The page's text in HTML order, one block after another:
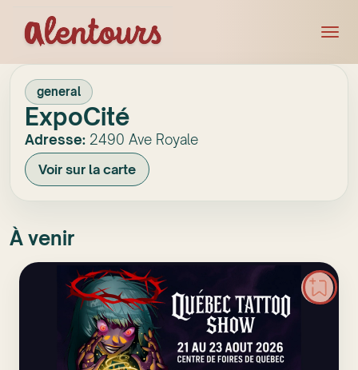
general
ExpoCité
Adresse: 2490 Ave Royale
Voir sur la carte
À venir